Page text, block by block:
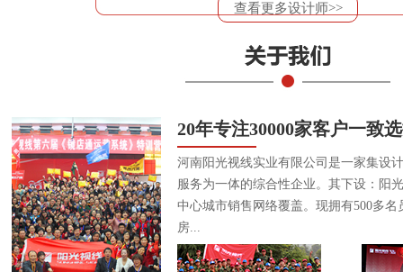
查看更多设计师>>
20年专注30000家客户一致
河南阳光视线实业有限公司是一家集设
服务为一体的综合性企业。其下设：阳
中心城市销售网络覆盖。现拥有500多
房...